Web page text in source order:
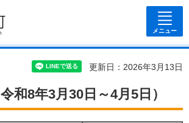
メニュー
更新日：2026年3月13日
和8年3月30日～4月5日）